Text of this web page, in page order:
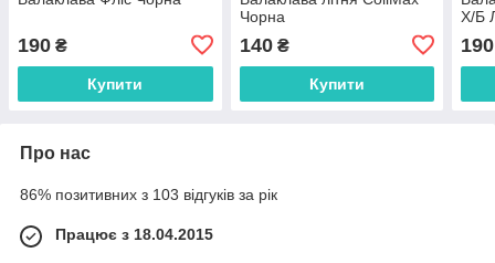
190 ₴
Купити
Чорна
140₴
Купити
Х/Б
190
Про нас
86% позитивних з 103 відгуків за рік
Працює з 18.04.2015